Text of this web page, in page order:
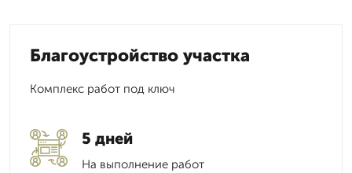
Благоустройство участка
Комплекс работ под ключ
5 дней
На выполнение работ